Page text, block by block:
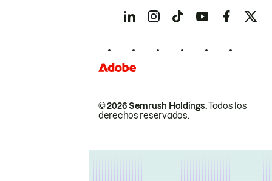
© 2026 Semrush Holdings.Todos los
derechos reservados.